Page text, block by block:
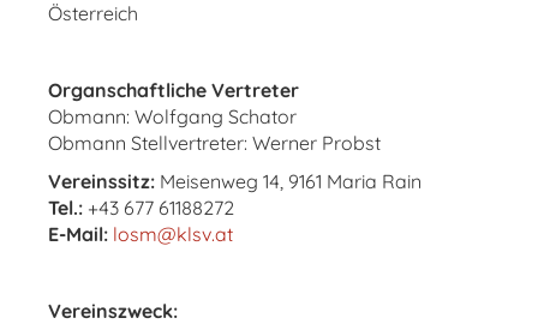
Österreich
Organschaftliche Vertreter
Obmann: Wolfgang Schator
Obmann Stellvertreter: Werner Probst
Vereinssitz: Meisenweg 14, 9161 Maria Rain
Tel.: +43 677 61188272
E-Mail: losm@klsv.at
Vereinszweck: